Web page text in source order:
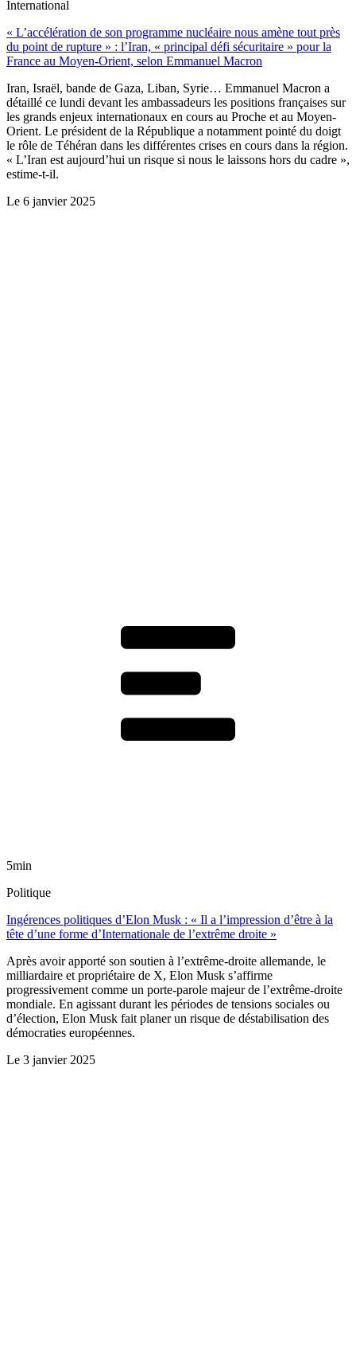
International
« L’accélération de son programme nucléaire nous amène tout près
du point de rupture » : l’Iran, « principal défi sécuritaire » pour la
France au Moyen-Orient, selon Emmanuel Macron
Iran, Israël, bande de Gaza, Liban, Syrie… Emmanuel Macron a
détaillé ce lundi devant les ambassadeurs les positions françaises sur
les grands enjeux internationaux en cours au Proche et au Moyen-
Orient. Le président de la République a notamment pointé du doigt
le rôle de Téhéran dans les différentes crises en cours dans la région.
« L’Iran est aujourd’hui un risque si nous le laissons hors du cadre »,
estime-t-il.
Le 6 janvier 2025
5min
Politique
Ingérences politiques d’Elon Musk : « Il a l’impression d’être à la
tête d’une forme d’Internationale de l’extrême droite »
Après avoir apporté son soutien à l’extrême-droite allemande, le
milliardaire et propriétaire de X, Elon Musk s’affirme
progressivement comme un porte-parole majeur de l’extrême-droite
mondiale. En agissant durant les périodes de tensions sociales ou
d’élection, Elon Musk fait planer un risque de déstabilisation des
démocraties européennes.
Le 3 janvier 2025